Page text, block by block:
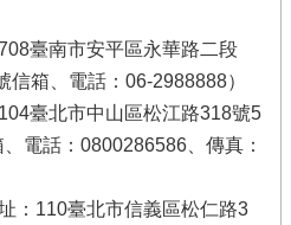
臺南市安平區永華路二段
箱、電話：06-2988888）
臺北市中山區松江路318號5
電話：0800286586、傳真：
：110臺北市信義區松仁路3